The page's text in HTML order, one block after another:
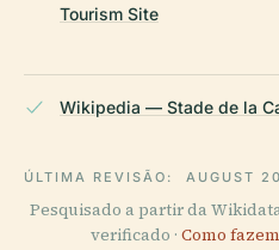
Tourism Site
Wikipedia — Stade de la
ÚLTIMA REVISÃO: AUGUST
Pesquisado a partir da
verificado · Como